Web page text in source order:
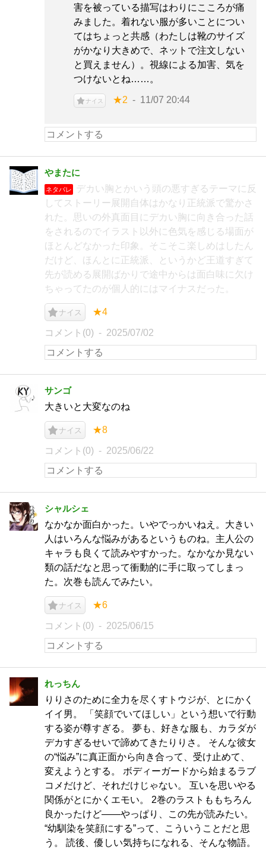
害を被っている描写はわりにこころが痛
みました。着れない服が多いことについ
てはちょっと共感（わたしは靴のサイズ
がかなり大きめで、ネットで注文しない
と買えません）。視線による加害、気を
つけないとね……。
ナイス ★2 11/07 20:44
やまたに
ネタバレ
デカい胸とかいう頭の悪すぎるテーマに反
してストーリー展開自体はかなり正統派で驚かさ
れた。思いの外真面目にデカい胸に向き合った話
をされるのでイラスト以外に色気を感じる場面が
ほとんどなかった印象。そこそこ楽しめはしたん
だけど、ほんとに正統派、というかど王道すぎて
先が読める展開ばかりで途中からは面白味に欠け
ちゃってたのが個人的にはマイナスだった。
ナイス ★4
コメント(0) 2025/07/02
サンゴ
大きいと大変なのね
ナイス ★8
コメント(0) 2025/06/22
シャルシェ
なかなか面白かった。いやでっかいねえ。大きい
人はいろんな悩みがあるというものね。主人公の
キャラも良くて読みやすかった。なかなか見ない
類の話だなと思って衝動的に手に取ってしまっ
た。次巻も読んでみたい。
ナイス ★6
コメント(0) 2025/06/15
れっちん
りりさのために全力を尽くすトウジが、とにかく
イイ男。 「笑顔でいてほしい」という想いで行動
する姿が尊すぎる。 夢も、好きな服も、カラダが
デカすぎるせいで諦めてきたりりさ。 そんな彼女
の“悩み”に真正面から向き合って、受け止めて、
変えようとする。 ボディーガードから始まるラブ
コメだけど、それだけじゃない。 互いを思いやる
関係がとにかくエモい。 2巻のラストももちろん
良かったけど――やっぱり、この先が読みたい。
“幼馴染を笑顔にする”って、こういうことだと思
う。 読後、優しい気持ちになれる、そんな物語。